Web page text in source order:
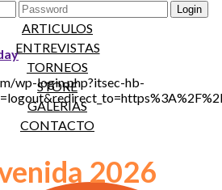
NOTICIAS
ARTICULOS
ENTREVISTAS
TORNEOS
STORE
GALERIAS
CONTACTO
wp-login.php?itsec-hb-
2026